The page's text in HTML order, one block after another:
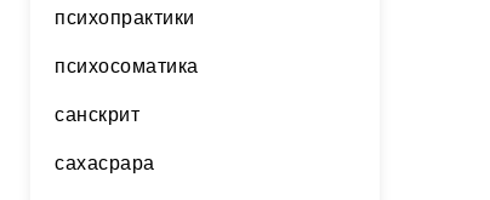
психопрактики
психосоматика
санскрит
сахасрара